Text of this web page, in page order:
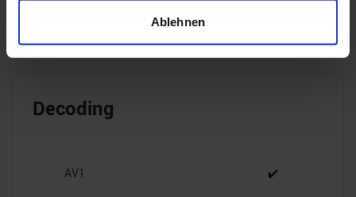
Ihr Gerät durch aktives Scannen nach bestimmten
Erfahren Sie mehr darüber, wie Ihre persönlichen Daten
zu können und die Zugriffe auf unsere Website zu
Ablehnen
Decoding
AV1 ✔️